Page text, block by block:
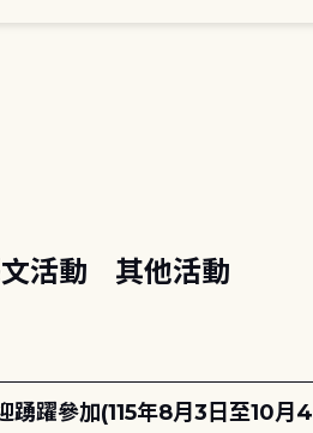
活動 其他活動
踴躍參加(115年8月3日至10月4